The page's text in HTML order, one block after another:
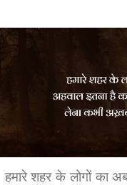
हमारे शहर के लोगों का